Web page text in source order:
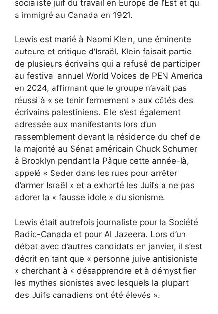
socialiste juif du travail en Europe de l’Est et qui
a immigré au Canada en 1921.
Lewis est marié à Naomi Klein, une éminente
auteure et critique d’Israël. Klein faisait partie
de plusieurs écrivains qui a refusé de participer
au festival annuel World Voices de PEN America
en 2024, affirmant que le groupe n’avait pas
réussi à « se tenir fermement » aux côtés des
écrivains palestiniens. Elle s’est également
adressée aux manifestants lors d’un
rassemblement devant la résidence du chef de
la majorité au Sénat américain Chuck Schumer
à Brooklyn pendant la Pâque cette année-là,
appelé « Seder dans les rues pour arrêter
d’armer Israël » et a exhorté les Juifs à ne pas
adorer la « fausse idole » du sionisme.
Lewis était autrefois journaliste pour la Société
Radio-Canada et pour Al Jazeera. Lors d’un
débat avec d’autres candidats en janvier, il s’est
décrit en tant que « personne juive antisioniste
» cherchant à « désapprendre et à démystifier
les mythes sionistes avec lesquels la plupart
des Juifs canadiens ont été élevés ».